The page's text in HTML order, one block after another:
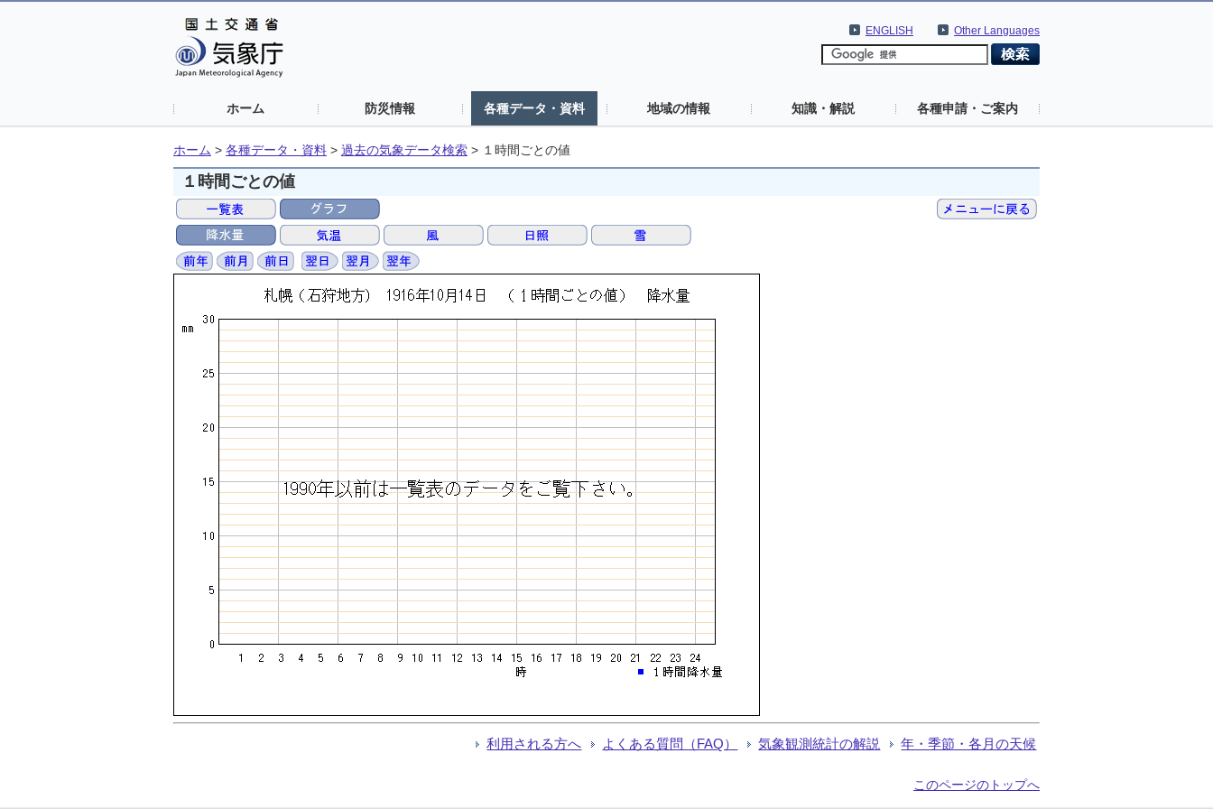
Other Languages
ENGLISH
ホーム 防災情報 各種データ・資料 地域の情報 知識・解説 各種申請・ご案内
ホーム > 各種データ・資料 > 過去の気象データ検索 > １時間ごとの値
１時間ごとの値
利用される方へ よくある質問（FAQ） 気象観測統計の解説 年・季節・各月の天候
このページのトップへ